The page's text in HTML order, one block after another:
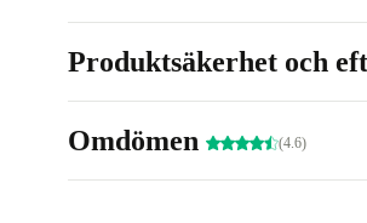
Produktsäkerhet och
Omdömen (4.6)